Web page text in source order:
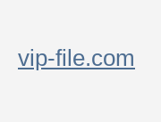
vip-file.com